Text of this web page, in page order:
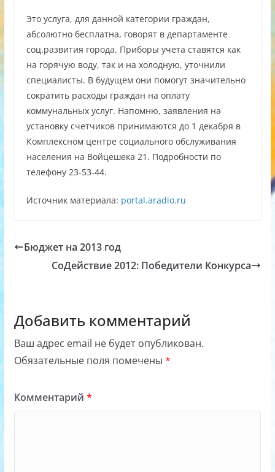
Это услуга, для данной категории граждан,
абсолютно бесплатна, говорят в департаменте
соц.развития города. Приборы учета ставятся как
на горячую воду, так и на холодную, уточнили
специалисты. В будущем они помогут значительно
сократить расходы граждан на оплату
коммунальных услуг. Напомню, заявления на
установку счетчиков принимаются до 1 декабря в
Комплексном центре социального обслуживания
населения на Войцешека 21. Подробности по
телефону 23-53-44.
Источник материала: portal.aradio.ru
Бюджет на 2013 год
СоДействие 2012: Победители Конкурса
Добавить комментарий
Ваш адрес email не будет опубликован.
Обязательные поля помечены *
Комментарий *